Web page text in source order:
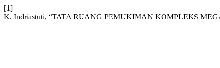
[1]
K. Indriastuti, “TATA RUANG PEMUKIMAN KOMPLEKS